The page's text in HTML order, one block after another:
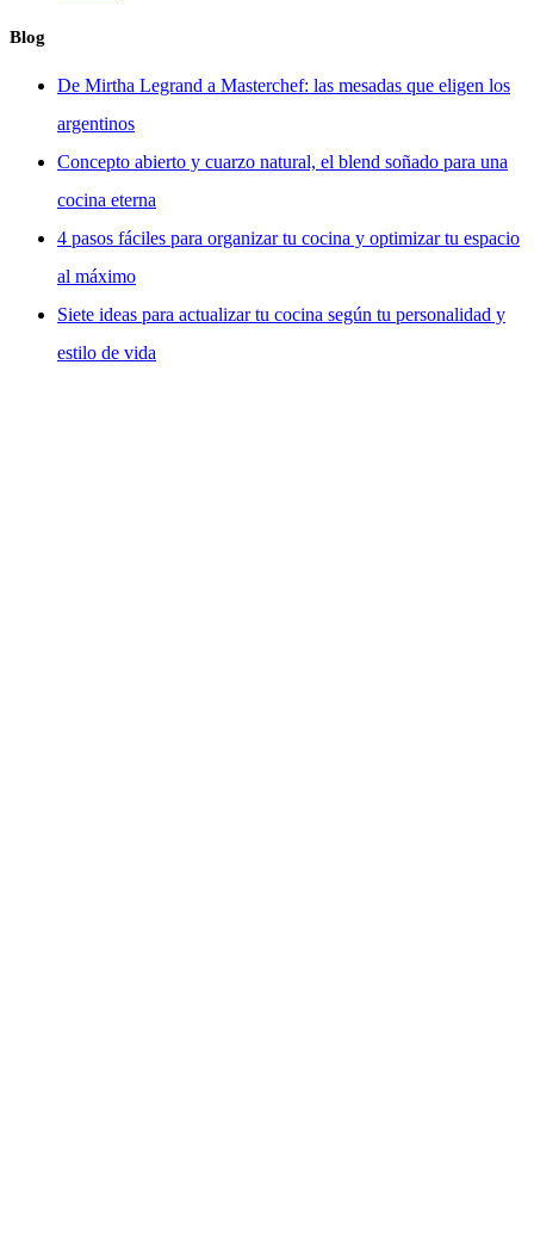
Blog
De Mirtha Legrand a Masterchef: las mesadas que eligen los
argentinos
Concepto abierto y cuarzo natural, el blend soñado para una
cocina eterna
4 pasos fáciles para organizar tu cocina y optimizar tu espacio
al máximo
Siete ideas para actualizar tu cocina según tu personalidad y
estilo de vida